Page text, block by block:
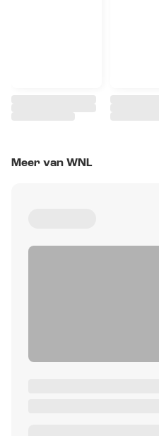
Meer van WNL